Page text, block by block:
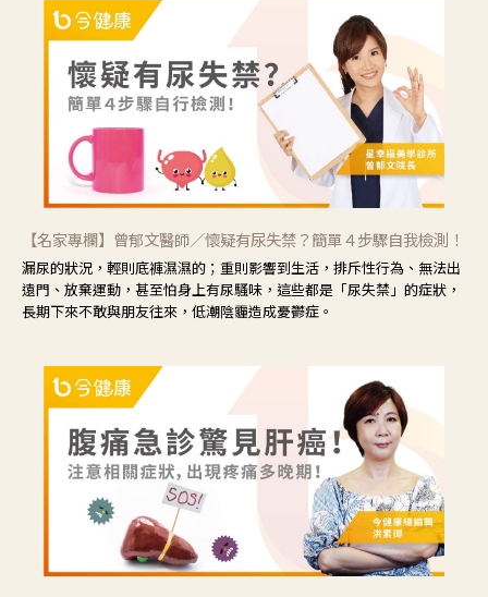
【名家專欄】曾郁文醫師／懷疑有尿失禁？簡單４步驟自我檢測！
漏尿的狀況，輕則底褲濕濕的；重則影響到生活，排斥性行為、無法出
遠門、放棄運動，甚至怕身上有尿騷味，這些都是「尿失禁」的症狀，
長期下來不敢與朋友往來，低潮陰霾造成憂鬱症。